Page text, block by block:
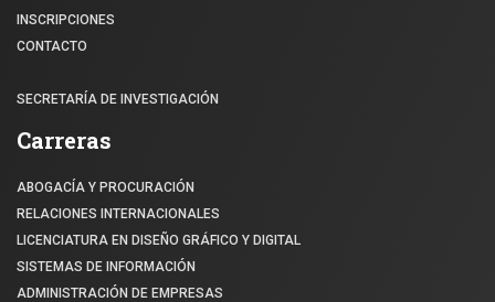
INSCRIPCIONES
CONTACTO
SECRETARÍA DE INVESTIGACIÓN
Carreras
ABOGACÍA Y PROCURACIÓN
RELACIONES INTERNACIONALES
LICENCIATURA EN DISEÑO GRÁFICO Y DIGITAL
SISTEMAS DE INFORMACIÓN
ADMINISTRACIÓN DE EMPRESAS